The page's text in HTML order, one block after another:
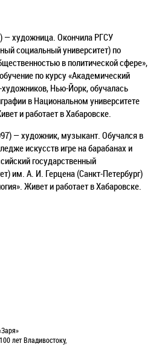
художница. Окончила РГСУ
социальный университет) по
в политической сфере»,
по курсу «Академический
художников, Нью-Йорк, обучалась
в Национальном университете
и работает в Хабаровске.
— художник, музыкант. Обучался в
искусств игре на барабанах и
государственный
им. А. И. Герцена (Санкт-Петербург)
Живет и работает в Хабаровске.
лет Владивостоку,